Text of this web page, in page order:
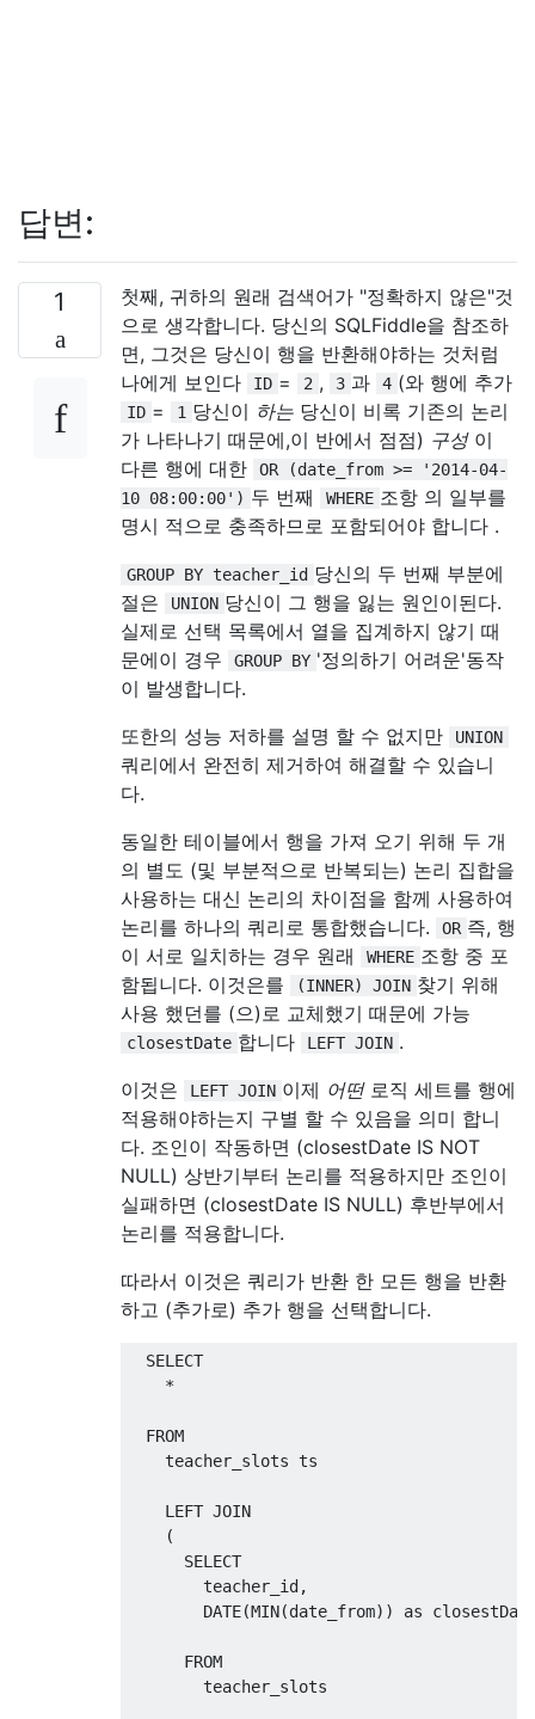
답변:
1
첫째, 귀하의 원래 검색어가 "정확하지 않은"것
으로 생각합니다. 당신의 SQLFiddle을 참조하
면, 그것은 당신이 행을 반환해야하는 것처럼
나에게 보인다
ID = 2 , 3 과 4 (와 행에 추가
ID = 1 당신이 하는 당신이 비록 기존의 논리
가 나타나기 때문에,이 반에서 점점) 구성이
다른 행에 대한
OR (date_from >= '2014-04-
10 08:00:00') 두 번째 WHERE 조항 의 일부를
명시 적으로 충족하므로 포함되어야 합니다 .
GROUP BY teacher_id 당신의 두 번째 부분에
절은
UNION 당신이 그 행을 잃는 원인이된다.
실제로 선택 목록에서 열을 집계하지 않기 때
문에이 경우
GROUP BY '정의하기 어려운'동작
이 발생합니다.
또한의 성능 저하를 설명 할 수 없지만
UNION
쿼리에서 완전히 제거하여 해결할 수 있습니
다.
동일한 테이블에서 행을 가져 오기 위해 두 개
의 별도 (및 부분적으로 반복되는) 논리 집합을
사용하는 대신 논리의 차이점을 함께 사용하여
논리를 하나의 쿼리로 통합했습니다.
OR 즉, 행
이 서로 일치하는 경우 원래
WHERE 조항 중 포
함됩니다. 이것은를
(INNER) JOIN 찾기 위해
사용 했던를 (으)로 교체했기 때문에 가능
closestDate 합니다 LEFT JOIN .
이것은
LEFT JOIN 이제 어떤로직 세트를 행에
적용해야하는지 구별 할 수 있음을 의미 합니
다. 조인이 작동하면 (closestDate IS NOT
NULL) 상반기부터 논리를 적용하지만 조인이
실패하면 (closestDate IS NULL) 후반부에서
논리를 적용합니다.
따라서 이것은 쿼리가 반환 한 모든 행을 반환
하고 (추가로) 추가 행을 선택합니다.
SELECT
*
FROM
    teacher_slots ts
LEFT JOIN
(
SELECT
        teacher_id
,
        DATE
(MIN(date_from)) as closestDay
FROM
        teacher_slots